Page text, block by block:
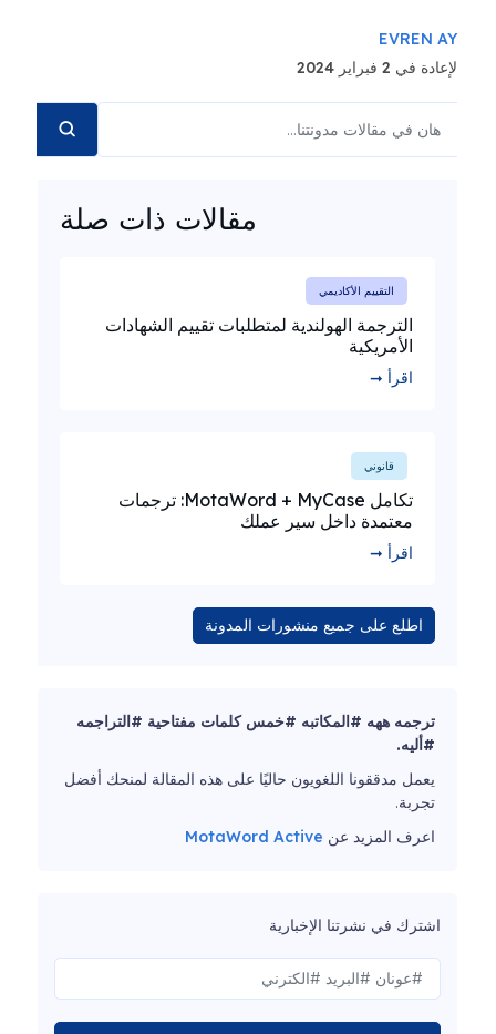
EVREN AY
لإعادة في 2 فبراير 2024
مقالات ذات صلة
التقييم الأكاديمي
الترجمة الهولندية لمتطلبات تقييم الشهادات
الأمريكية
اقرأ ➞
قانوني
تكامل MotaWord + MyCase: ترجمات
معتمدة داخل سير عملك
اقرأ ➞
اطلع على جميع منشورات المدونة
ترجمه ههه #المكاتبه #خمس كلمات مفتاحية #التراجمه
#أليه.
يعمل مدققونا اللغويون حاليًا على هذه المقالة لمنحك أفضل
تجربة.
اعرف المزيد عن MotaWord Active
اشترك في نشرتنا الإخبارية